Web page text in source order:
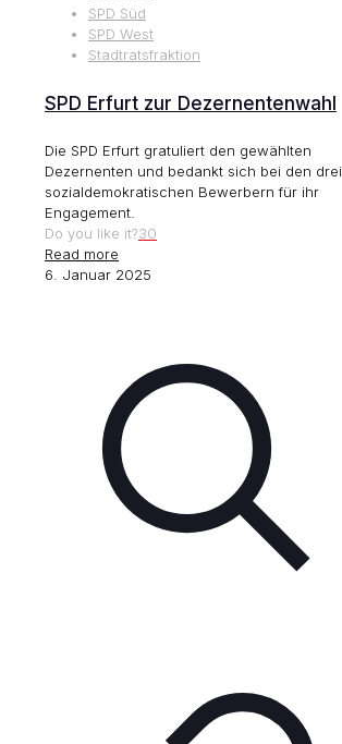
SPD Süd
SPD West
Stadtratsfraktion
SPD Erfurt zur Dezernentenwahl
Die SPD Erfurt gratuliert den gewählten
Dezernenten und bedankt sich bei den drei
sozialdemokratischen Bewerbern für ihr
Engagement.
Do you like it?30
Read more
6. Januar 2025